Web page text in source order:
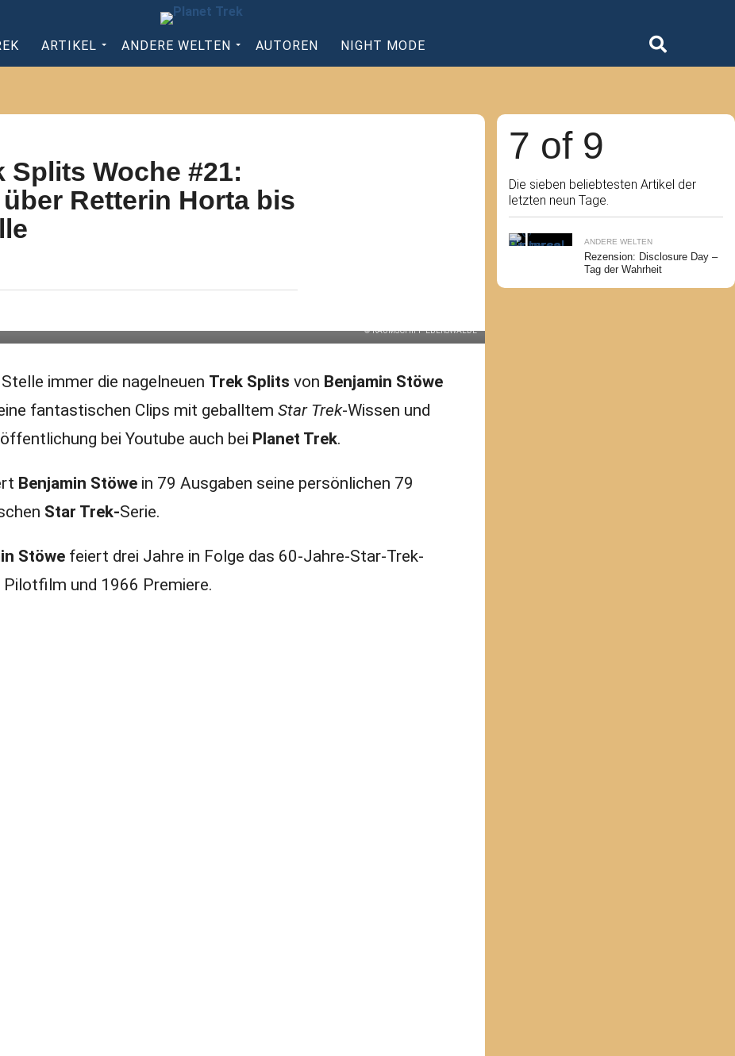
ARTIKEL ANDERE WELTEN AUTOREN NIGHT MODE
Splits Woche #21:
Retterin Horta bis
© RAUMSCHIFF EBERSWALDE
immer die nagelneuen Trek Splits von Benjamin Stöwe
fantastischen Clips mit geballtem Star Trek-Wissen und
bei Youtube auch bei Planet Trek.
Benjamin Stöwein 79 Ausgaben seine persönlichen 79
Star Trek-Serie.
Stöwefeiert drei Jahre in Folge das 60-Jahre-Star-Trek-
und 1966 Premiere.
7 of 9
Die sieben beliebtesten Artikel der
letzten neun Tage.
ANDERE WELTEN
Rezension: Disclosure Day –
Tag der Wahrheit